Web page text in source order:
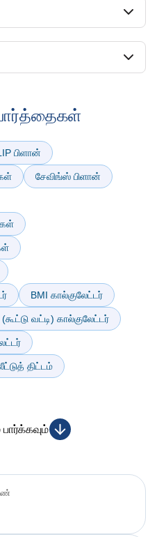
பிளான்
சேவிங்ஸ் பிளான்
BMI கால்குலேட்டர்
வட்டி) கால்குலேட்டர்
திட்டம்